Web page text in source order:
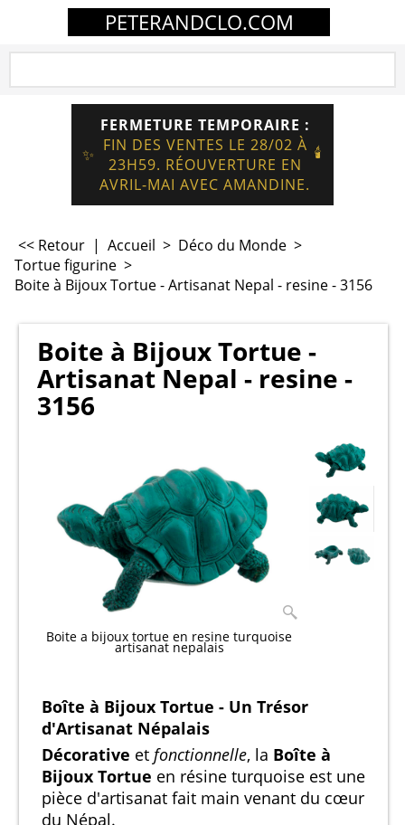
PETERANDCLO.COM
✨
FERMETURE TEMPORAIRE :
FIN DES VENTES LE 28/02 À
23H59. RÉOUVERTURE EN
AVRIL-MAI AVEC AMANDINE.
🕯️
<< Retour | Accueil > Déco du Monde >
Tortue figurine >
Boite à Bijoux Tortue - Artisanat Nepal - resine - 3156
Boite à Bijoux Tortue -
Artisanat Nepal - resine -
3156
Boite a bijoux tortue en resine turquoise
artisanat nepalais
Boîte à Bijoux Tortue - Un Trésor
d'Artisanat Népalais
Décorative et fonctionnelle, la Boîte à
Bijoux Tortue en résine turquoise est une
pièce d'artisanat fait main venant du cœur
du Népal.